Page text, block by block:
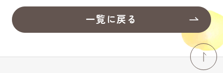
ショップ求人情報
一覧に戻る